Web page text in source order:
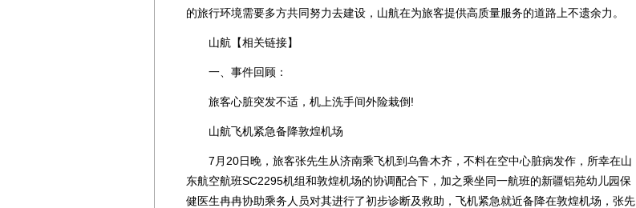
的旅行环境需要多方共同努力去建设，山航在为旅客提供高质量服务的道路上不遗余力。
山航【相关链接】
一、事件回顾：
旅客心脏突发不适，机上洗手间外险栽倒!
山航飞机紧急备降敦煌机场
7月20日晚，旅客张先生从济南乘飞机到乌鲁木齐，不料在空中心脏病发作，所幸在山
东航空航班SC2295机组和敦煌机场的协调配合下，加之乘坐同一航班的新疆铝苑幼儿园保
健医生冉冉协助乘务人员对其进行了初步诊断及救助，飞机紧急就近备降在敦煌机场，张先